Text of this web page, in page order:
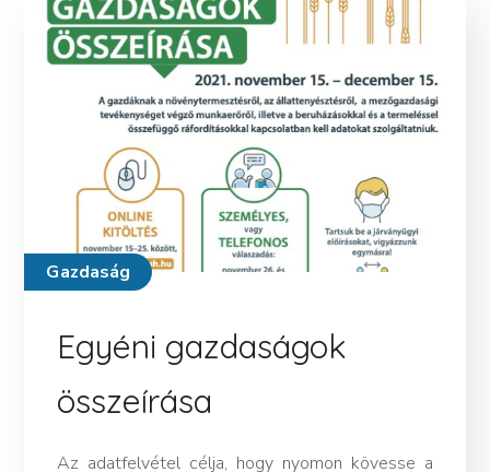
Gazdaság
Egyéni gazdaságok
összeírása
Az adatfelvétel célja, hogy nyomon kövesse a